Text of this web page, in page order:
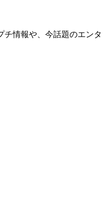
チ情報や、今話題のエンタ